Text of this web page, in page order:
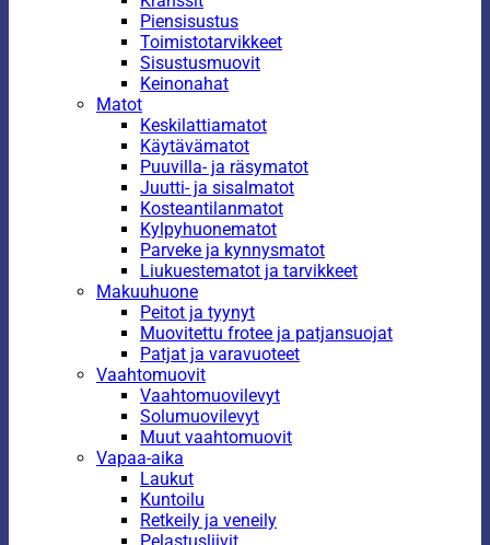
Piensisustus
Toimistotarvikkeet
Sisustusmuovit
Keinonahat
Matot
Keskilattiamatot
Käytävämatot
Puuvilla- ja räsymatot
Juutti- ja sisalmatot
Kosteantilanmatot
Kylpyhuonematot
Parveke ja kynnysmatot
Liukuestematot ja tarvikkeet
Makuuhuone
Peitot ja tyynyt
Muovitettu frotee ja patjansuojat
Patjat ja varavuoteet
Vaahtomuovit
Vaahtomuovilevyt
Solumuovilevyt
Muut vaahtomuovit
Vapaa-aika
Laukut
Kuntoilu
Retkeily ja veneily